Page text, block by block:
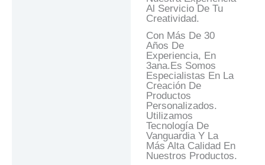
Al Servicio De Tu
Creatividad.
Con Más De 30
Años De
Experiencia, En
3ana.es Somos
Especialistas En La
Creación De
Productos
Personalizados.
Utilizamos
Tecnología De
Vanguardia Y La
Más Alta Calidad En
Nuestros Productos.